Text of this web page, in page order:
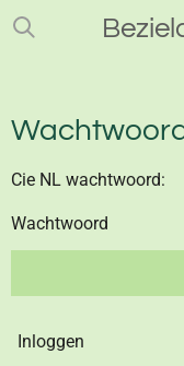
Ga
hoofdinhoud
Cie NL wachtwoord:
Wachtwoord
Inloggen